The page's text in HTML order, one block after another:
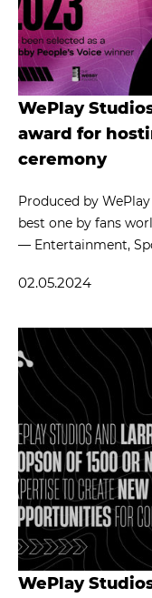
WePlay
award for
ceremony
Produced by
best one by fans
— Entertainment,
02.05.2024
WePlay